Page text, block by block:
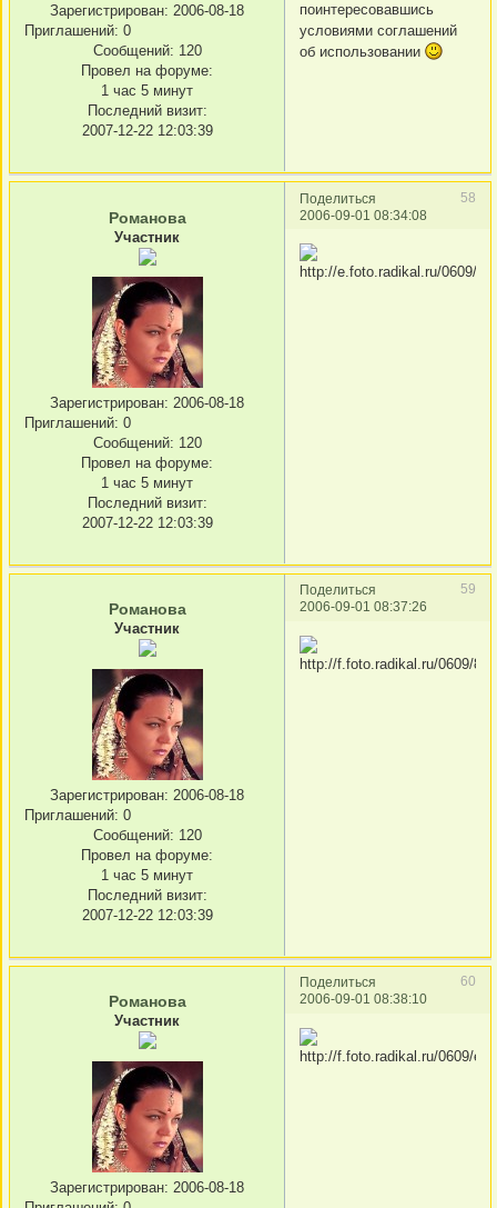
Зарегистрирован: 2006-08-18
Приглашений: 0
Сообщений: 120
Провел на форуме:
1 час 5 минут
Последний визит:
2007-12-22 12:03:39
поинтересовавшись
условиями соглашений
об использовании
Поделиться
58
2006-09-01 08:34:08
Романова
Участник
Зарегистрирован: 2006-08-18
Приглашений: 0
Сообщений: 120
Провел на форуме:
1 час 5 минут
Последний визит:
2007-12-22 12:03:39
Поделиться
59
2006-09-01 08:37:26
Романова
Участник
Зарегистрирован: 2006-08-18
Приглашений: 0
Сообщений: 120
Провел на форуме:
1 час 5 минут
Последний визит:
2007-12-22 12:03:39
Поделиться
60
2006-09-01 08:38:10
Романова
Участник
Зарегистрирован: 2006-08-18